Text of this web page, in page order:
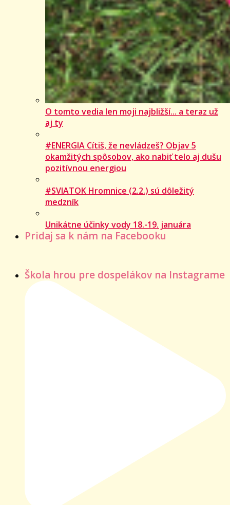
O tomto vedia len moji najbližší... a teraz už
aj ty
#ENERGIA Cítiš, že nevládzeš? Objav 5
okamžitých spôsobov, ako nabiť telo aj dušu
pozitívnou energiou
#SVIATOK Hromnice (2.2.) sú dôležitý
medzník
Unikátne účinky vody 18.-19. januára
Pridaj sa k nám na Facebooku
Škola hrou pre dospelákov na Instagrame